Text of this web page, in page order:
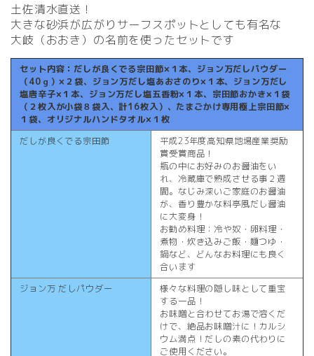
土佐清水直送！
大きな砂浜が広がりサーフスポットとしても有名な
大岐（おおき）の名前を使ったセットです
セット内容：だしが良くでる宗田節×１本、ジョン万だしパウダー
（40ｇ）×２袋、ジョン万だし塩あおさのり×１本、ジョン万だし
塩唐辛子×１本、ジョン万だし塩五香粉×１本、宗田節おかき×１袋
（２枚入が小袋８袋入、計16枚入）、たまごかけ専用極上宗田節×
１袋、オリジナルハンドタオル×１枚
だしが良くでる宗田節
平成23年度高知県地場産業奨励
賞受賞商品！
瓶の中にお好みのお醤油をい
れ、冷蔵庫で熟成させる事２週
間。なじみ深いご家庭のお醤油
が、香り豊かな料亭風だし醤油
に大変身！
お勧め料理：冷や奴・卵料理・
煮物・炊き込みご飯・麺つゆ・
鍋など、どんなお料理にも良く
合います
ジョン万 だしパウダー
様々な料理の隠し味として重宝
する一品！
お味噌と合わせてお湯で溶くだ
けで、絶品お味噌汁に！カルシ
ウム満点！だしの素の代わりに
ご使用ください。